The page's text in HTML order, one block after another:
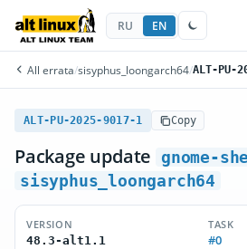
RU EN
All errata/sisyphus_loongarch64/ALT-PU-
ALT-PU-2025-9017-1 Copy
Package update gnome-
sisyphus_loongarch64
VERSION
48.3-alt1.1
TASK
#0